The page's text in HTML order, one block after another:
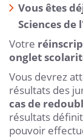
Vous êtes
Sciences
Votre
onglet
Vous devrez
résultats des
cas de
résultats
pouvoir